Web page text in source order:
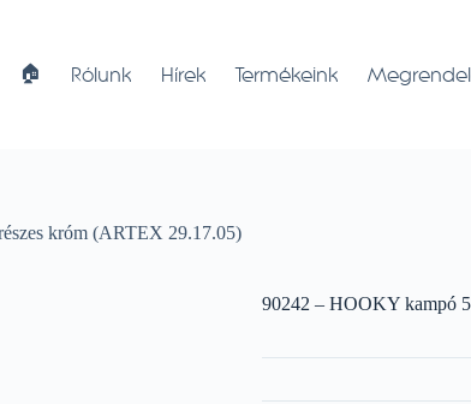
🏠︎ Rólunk Hírek Termékeink
króm (ARTEX 29.17.05)
90242 – HOOKY kampó